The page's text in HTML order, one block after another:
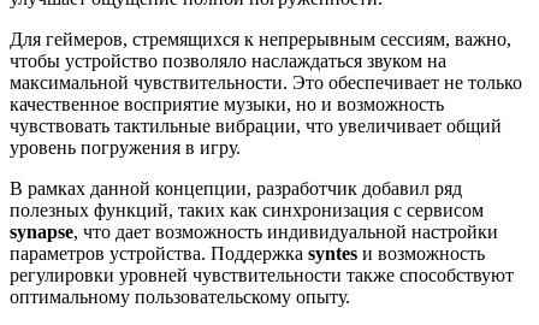
Для геймеров, стремящихся к непрерывным сессиям, важно,
чтобы устройство позволяло наслаждаться звуком на
максимальной чувствительности. Это обеспечивает не только
качественное восприятие музыки, но и возможность
чувствовать тактильные вибрации, что увеличивает общий
уровень погружения в игру.
В рамках данной концепции, разработчик добавил ряд
полезных функций, таких как синхронизация с сервисом
synapse, что дает возможность индивидуальной настройки
параметров устройства. Поддержка syntes и возможность
регулировки уровней чувствительности также способствуют
оптимальному пользовательскому опыту.